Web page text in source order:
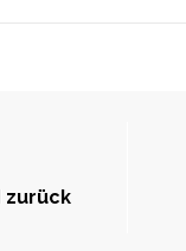
zurück